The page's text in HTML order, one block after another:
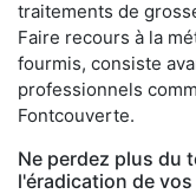
traitements de
Faire recours à la
fourmis, consiste
professionnels
Fontcouverte.
Ne perdez plus du
l'éradication de